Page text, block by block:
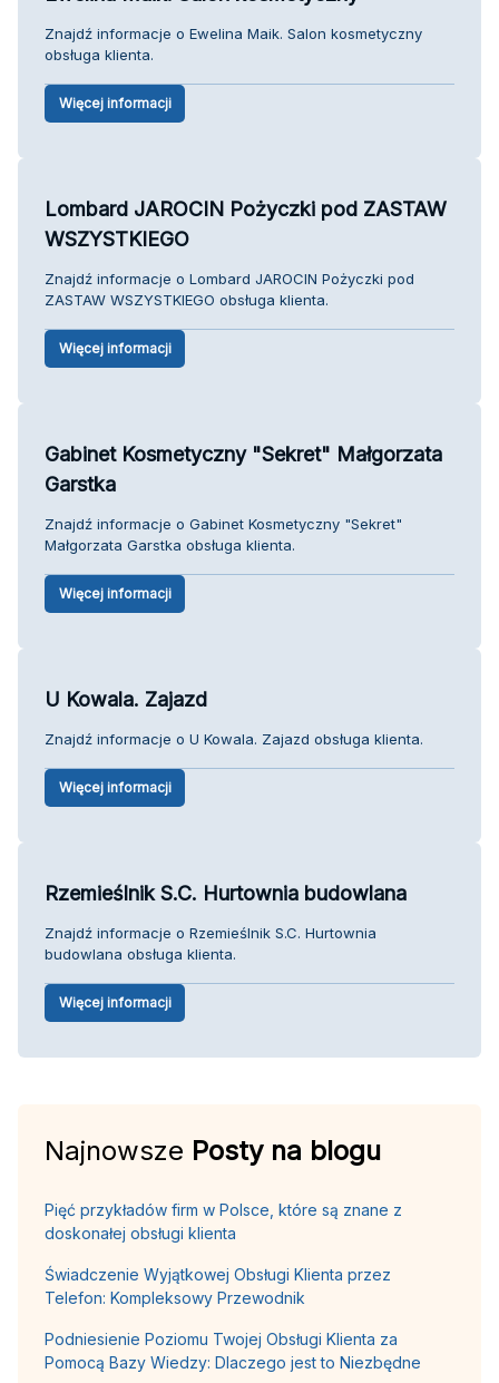
Znajdź informacje o Ewelina Maik. Salon kosmetyczny
obsługa klienta.
Więcej informacji
Lombard JAROCIN Pożyczki pod ZASTAW
WSZYSTKIEGO
Znajdź informacje o Lombard JAROCIN Pożyczki pod
ZASTAW WSZYSTKIEGO obsługa klienta.
Więcej informacji
Gabinet Kosmetyczny "Sekret" Małgorzata
Garstka
Znajdź informacje o Gabinet Kosmetyczny "Sekret"
Małgorzata Garstka obsługa klienta.
Więcej informacji
U Kowala. Zajazd
Znajdź informacje o U Kowala. Zajazd obsługa klienta.
Więcej informacji
Rzemieślnik S.C. Hurtownia budowlana
Znajdź informacje o Rzemieślnik S.C. Hurtownia
budowlana obsługa klienta.
Więcej informacji
Najnowsze Posty na blogu
Pięć przykładów firm w Polsce, które są znane z
doskonałej obsługi klienta
Świadczenie Wyjątkowej Obsługi Klienta przez
Telefon: Kompleksowy Przewodnik
Podniesienie Poziomu Twojej Obsługi Klienta za
Pomocą Bazy Wiedzy: Dlaczego jest to Niezbędne